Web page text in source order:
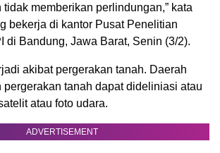
memberikan perlindungan,” kata
bekerja di kantor Pusat Penelitian
di Bandung, Jawa Barat, Senin (3/2).
akibat pergerakan tanah. Daerah
pergerakan tanah dapat dideliniasi atau
atau foto udara.
ADVERTISEMENT